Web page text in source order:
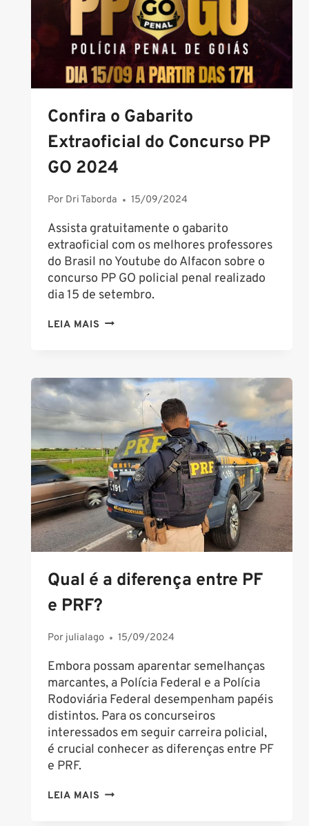
AQUI!
Confira o Gabarito
Extraoficial do Concurso PP
GO 2024
Por Dri Taborda 15/09/2024
Assista gratuitamente o gabarito
extraoficial com os melhores professores
do Brasil no Youtube do Alfacon sobre o
concurso PP GO policial penal realizado
dia 15 de setembro.
LEIA MAIS CONFIRA
DO
CONCURSO
PP
GO
2024
Qual é a diferença entre PF
e PRF?
Por julialago 15/09/2024
Embora possam aparentar semelhanças
marcantes, a Polícia Federal e a Polícia
Rodoviária Federal desempenham papéis
distintos. Para os concurseiros
interessados em seguir carreira policial,
é crucial conhecer as diferenças entre PF
e PRF.
LEIA MAIS QUAL